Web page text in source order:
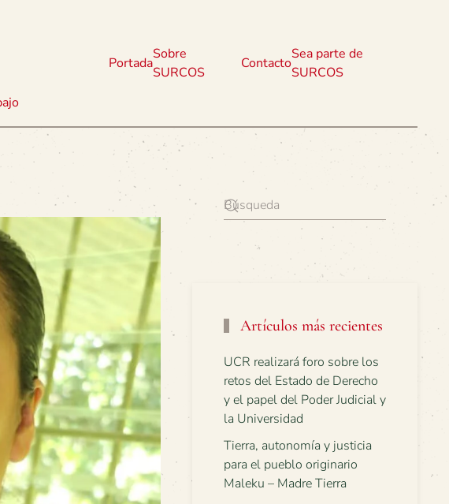
Portada
Sobre
SURCOS
Contacto
Sea parte de
SURCOS
Artículos más recientes
UCR realizará foro sobre los
retos del Estado de Derecho
y el papel del Poder Judicial y
la Universidad
Tierra, autonomía y justicia
para el pueblo originario
Maleku – Madre Tierra